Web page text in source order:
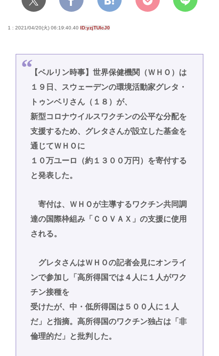
1 : 2021/04/20(火) 06:19:40.40 ID:yzjTUIcJ0
【ベルリン時事】世界保健機関（ＷＨＯ）は
１９日、スウェーデンの環境活動家グレタ・
トゥンベリさん（１８）が、
新型コロナウイルスワクチンの公平な分配を
支援するため、グレタさんが設立した基金を
通じてＷＨＯに
１０万ユーロ（約１３００万円）を寄付する
と発表した。
寄付は、ＷＨＯが主導するワクチン共同調
達の国際枠組み「ＣＯＶＡＸ」の支援に使用
される。
グレタさんはＷＨＯの記者会見にオンライ
ンで参加し「高所得国では４人に１人がワク
チン接種を
受けたが、中・低所得国は５００人に１人
だ」と指摘。高所得国のワクチン独占は「非
倫理的だ」と批判した。